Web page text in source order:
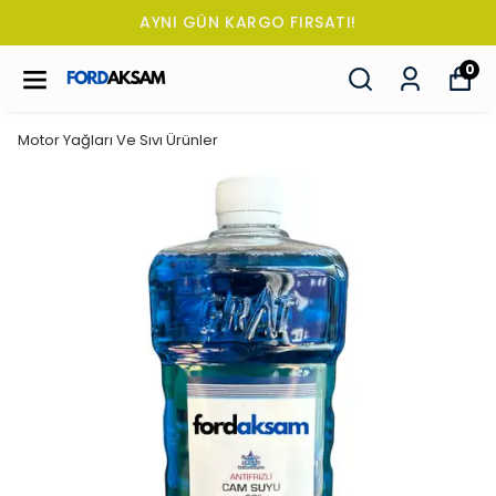
AYNI GÜN KARGO FIRSATI!
0
Motor Yağları Ve Sıvı Ürünler